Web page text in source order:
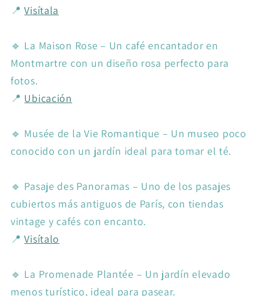
📍Visítala
🔹 La Maison Rose – Un café encantador en
Montmartre con un diseño rosa perfecto para
fotos.
📍 Ubicación
🔹 Musée de la Vie Romantique – Un museo poco
conocido con un jardín ideal para tomar el té.
🔹 Pasaje des Panoramas – Uno de los pasajes
cubiertos más antiguos de París, con tiendas
vintage y cafés con encanto.
📍Visítalo
🔹 La Promenade Plantée – Un jardín elevado
menos turístico, ideal para pasear.